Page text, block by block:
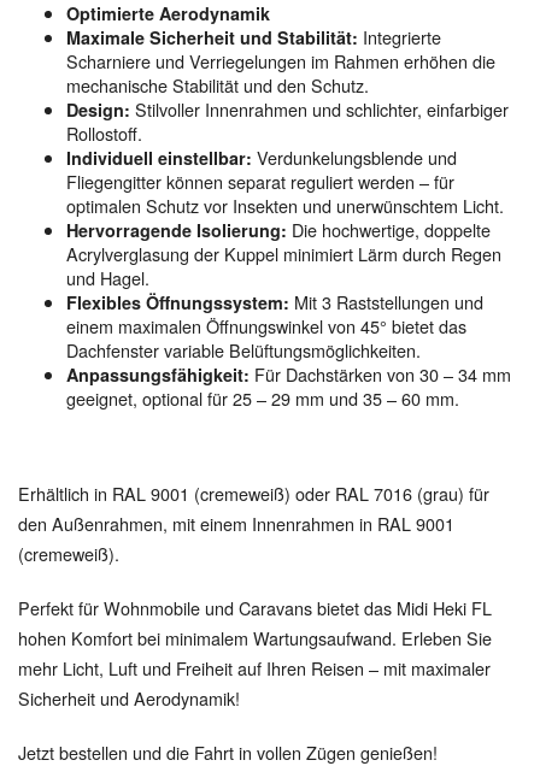
Optimierte Aerodynamik
Maximale Sicherheit und Stabilität: Integrierte
Scharniere und Verriegelungen im Rahmen erhöhen die
mechanische Stabilität und den Schutz.
Design: Stilvoller Innenrahmen und schlichter, einfarbiger
Rollostoff.
Individuell einstellbar: Verdunkelungsblende und
Fliegengitter können separat reguliert werden – für
optimalen Schutz vor Insekten und unerwünschtem Licht.
Hervorragende Isolierung: Die hochwertige, doppelte
Acrylverglasung der Kuppel minimiert Lärm durch Regen
und Hagel.
Flexibles Öffnungssystem: Mit 3 Raststellungen und
einem maximalen Öffnungswinkel von 45° bietet das
Dachfenster variable Belüftungsmöglichkeiten.
Anpassungsfähigkeit: Für Dachstärken von 30 – 34 mm
geeignet, optional für 25 – 29 mm und 35 – 60 mm.
Erhältlich in RAL 9001 (cremeweiß) oder RAL 7016 (grau) für
den Außenrahmen, mit einem Innenrahmen in RAL 9001
(cremeweiß).
Perfekt für Wohnmobile und Caravans bietet das Midi Heki FL
hohen Komfort bei minimalem Wartungsaufwand. Erleben Sie
mehr Licht, Luft und Freiheit auf Ihren Reisen – mit maximaler
Sicherheit und Aerodynamik!
Jetzt bestellen und die Fahrt in vollen Zügen genießen!